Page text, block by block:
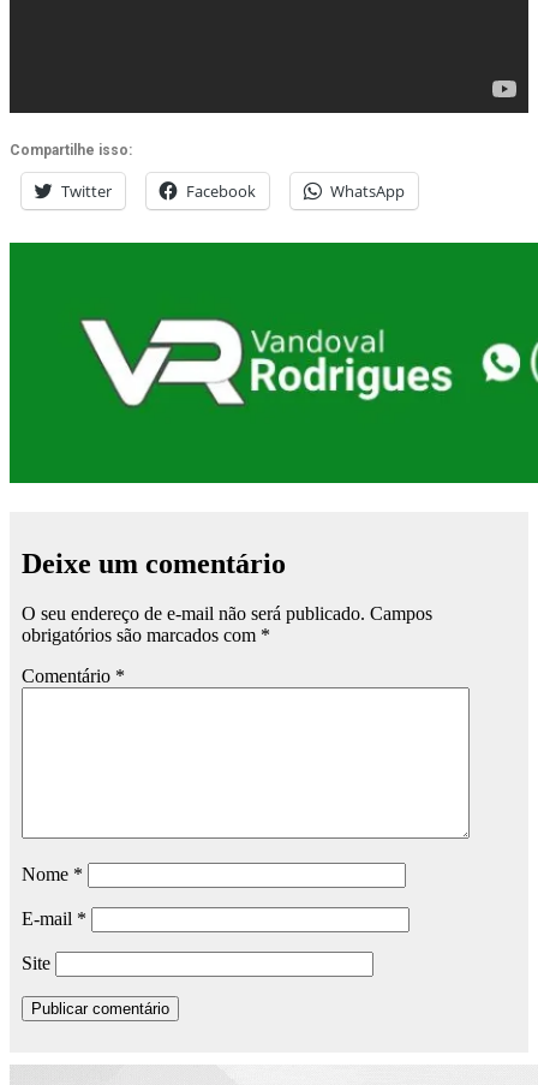
Compartilhe isso:
Twitter Facebook WhatsApp
Deixe um comentário
O seu endereço de e-mail não será publicado. Campos
obrigatórios são marcados com *
Comentário *
Nome *
E-mail *
Site